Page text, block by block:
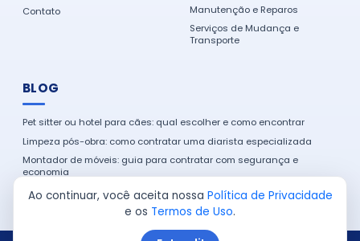
Contato
Manutenção e Reparos
Serviços de Mudança e
Transporte
BLOG
Pet sitter ou hotel para cães: qual escolher e como encontrar
Limpeza pós-obra: como contratar uma diarista especializada
Montador de móveis: guia para contratar com segurança e
economia
Como encontrar um eletricista de confiança na sua cidade
Ao continuar, você aceita nossa Política de Privacidade
e os Termos de Uso.